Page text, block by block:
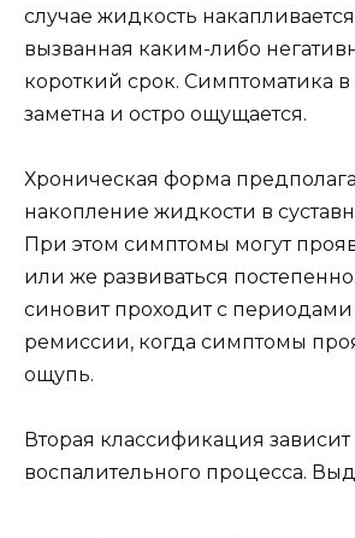
случае жидкость
вызванная каким-либо
короткий срок. Симптоматика
заметна и остро ощущается.
Хроническая форма
накопление жидкости в
При этом симптомы могут
или же развиваться
синовит проходит с периодами
ремиссии, когда симптомы
ощупь.
Вторая классификация
воспалительного процесса.